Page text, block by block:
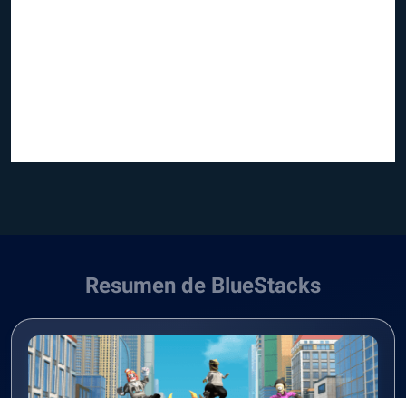
Resumen de BlueStacks